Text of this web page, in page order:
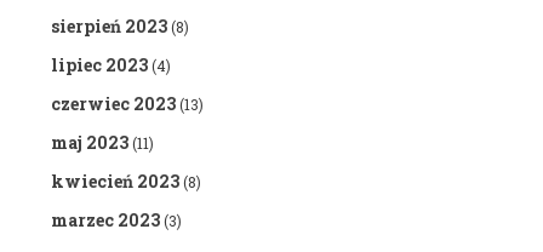
sierpień 2023(8)
lipiec 2023(4)
czerwiec 2023(13)
maj 2023(11)
kwiecień 2023(8)
marzec 2023(3)